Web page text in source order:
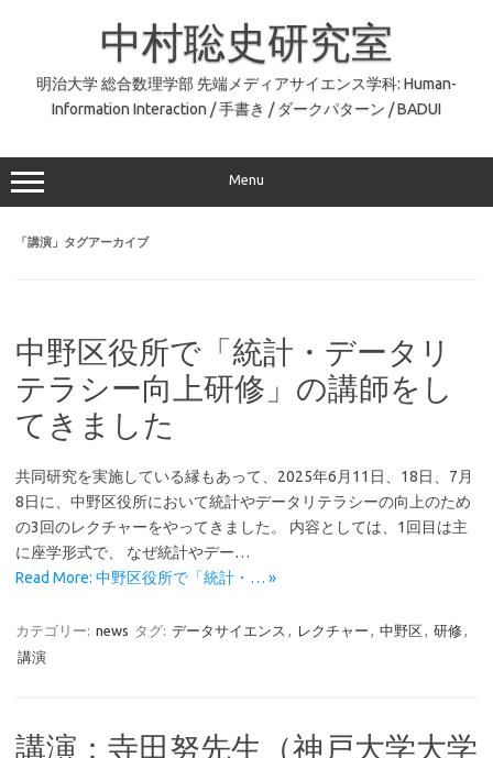
中村聡史研究室
明治大学 総合数理学部 先端メディアサイエンス学科: Human-
Information Interaction / 手書き / ダークパターン / BADUI
Menu
「講演 」タグアーカイブ
中野区役所で「統計・データリ
テラシー向上研修」の講師をし
てきました
共同研究を実施している縁もあって、2025年6月11日、18日、7月
8日に、中野区役所において統計やデータリテラシーの向上のため
の3回のレクチャーをやってきました。 内容としては、1回目は主
に座学形式で、 なぜ統計やデー…
Read More: 中野区役所で「統計・… »
カテゴリー: news タグ: データサイエンス , レクチャー , 中野区, 研修,
講演
講演：寺田努先生（神戸大学大学